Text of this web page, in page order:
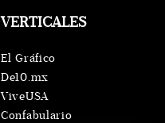
VERTICALES
El Gráfico
De10.mx
ViveUSA
Confabulario